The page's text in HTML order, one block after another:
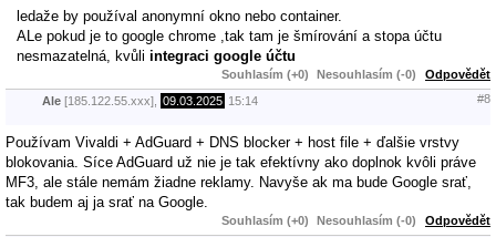
ledaže by používal anonymní okno nebo container.
ALe pokud je to google chrome ,tak tam je šmírování a stopa účtu
nesmazatelná, kvůli integraci google účtu
Souhlasím (+0) Nesouhlasím (-0) Odpovědět
Ale [185.122.55.xxx], 09.03.2025 15:14 #8
Používam Vivaldi + AdGuard + DNS blocker + host file + ďalšie vrstvy
blokovania. Síce AdGuard už nie je tak efektívny ako doplnok kvôli práve
MF3, ale stále nemám žiadne reklamy. Navyše ak ma bude Google srať,
tak budem aj ja srať na Google.
Souhlasím (+0) Nesouhlasím (-0) Odpovědět